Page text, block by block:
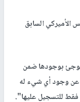
الأميركي السابق
بوجودها ضمن
عن وجود أي شيء له
للتسجيل عليها".